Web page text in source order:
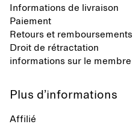
Informations de livraison
Paiement
Retours et remboursements
Droit de rétractation
informations sur le membre
Plus d’informations
Affilié